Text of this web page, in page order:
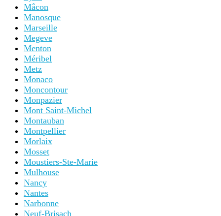
Mâcon
Manosque
Marseille
Megeve
Menton
Méribel
Metz
Monaco
Moncontour
Monpazier
Mont Saint-Michel
Montauban
Montpellier
Morlaix
Mosset
Moustiers-Ste-Marie
Mulhouse
Nancy
Nantes
Narbonne
Neuf-Brisach